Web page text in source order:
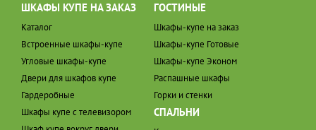
ШКАФЫ КУПЕ НА ЗАКАЗ
Каталог
Встроенные шкафы-купе
Угловые шкафы-купе
Двери для шкафов купе
Гардеробные
Шкафы купе с телевизором
ГОСТИНЫЕ
Шкафы-купе на заказ
Шкафы-купе Готовые
Шкафы-купе Эконом
Распашные шкафы
Горки и стенки
СПАЛЬНИ